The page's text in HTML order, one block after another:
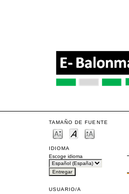
TAMAÑO DE FUENTE
IDIOMA
Escoge idioma
USUARIO/A